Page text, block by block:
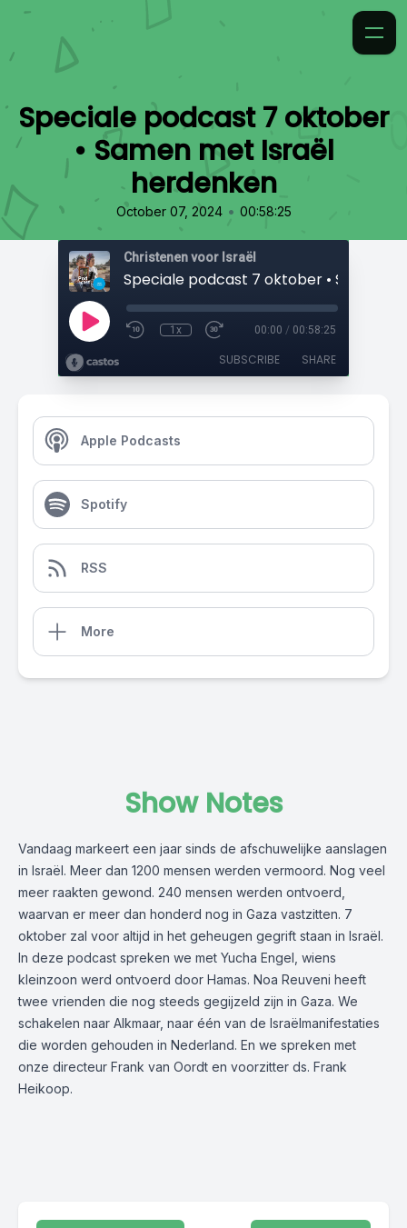
Speciale podcast 7 oktober
• Samen met Israël
herdenken
October 07, 2024 • 00:58:25
Christenen voor Israël
1x 00:00 / 00:58:25
SUBSCRIBE SHARE
Apple Podcasts
Spotify
RSS
More
Show Notes
Vandaag markeert een jaar sinds de afschuwelijke aanslagen
in Israël. Meer dan 1200 mensen werden vermoord. Nog veel
meer raakten gewond. 240 mensen werden ontvoerd,
waarvan er meer dan honderd nog in Gaza vastzitten. 7
oktober zal voor altijd in het geheugen gegrift staan in Israël.
In deze podcast spreken we met Yucha Engel, wiens
kleinzoon werd ontvoerd door Hamas. Noa Reuveni heeft
twee vrienden die nog steeds gegijzeld zijn in Gaza. We
schakelen naar Alkmaar, naar één van de Israëlmanifestaties
die worden gehouden in Nederland. En we spreken met
onze directeur Frank van Oordt en voorzitter ds. Frank
Heikoop.